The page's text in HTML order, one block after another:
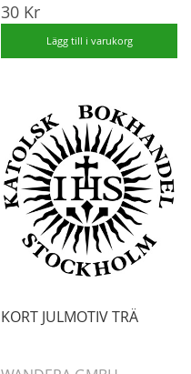
30 Kr
Lägg till i varukorg
KORT JULMOTIV TRÄ